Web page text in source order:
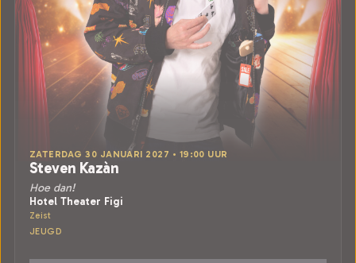
ZATERDAG 30 JANUARI 2027 • 19:00 UUR
Steven Kazàn
Hoe dan!
Hotel Theater Figi
Zeist
JEUGD